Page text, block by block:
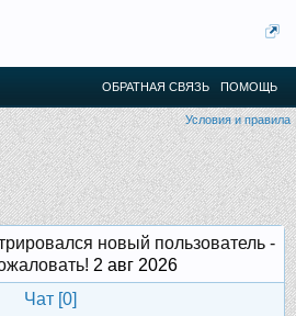
ОБРАТНАЯ СВЯЗЬ ПОМОЩЬ
Условия и правила
новый пользователь -
2 авг 2026
Чат [0]